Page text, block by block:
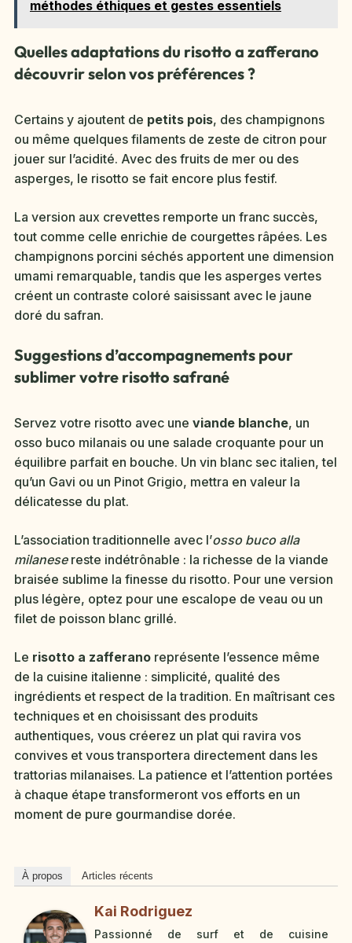
méthodes éthiques et gestes essentiels
Quelles adaptations du risotto a zafferano
découvrir selon vos préférences ?
Certains y ajoutent de petits pois, des champignons
ou même quelques filaments de zeste de citron pour
jouer sur l’acidité. Avec des fruits de mer ou des
asperges, le risotto se fait encore plus festif.
La version aux crevettes remporte un franc succès,
tout comme celle enrichie de courgettes râpées. Les
champignons porcini séchés apportent une dimension
umami remarquable, tandis que les asperges vertes
créent un contraste coloré saisissant avec le jaune
doré du safran.
Suggestions d’accompagnements pour
sublimer votre risotto safrané
Servez votre risotto avec une viande blanche, un
osso buco milanais ou une salade croquante pour un
équilibre parfait en bouche. Un vin blanc sec italien, tel
qu’un Gavi ou un Pinot Grigio, mettra en valeur la
délicatesse du plat.
L’association traditionnelle avec l’osso buco alla
milanesereste indétrônable : la richesse de la viande
braisée sublime la finesse du risotto. Pour une version
plus légère, optez pour une escalope de veau ou un
filet de poisson blanc grillé.
Le risotto a zafferano représente l’essence même
de la cuisine italienne : simplicité, qualité des
ingrédients et respect de la tradition. En maîtrisant ces
techniques et en choisissant des produits
authentiques, vous créerez un plat qui ravira vos
convives et vous transportera directement dans les
trattorias milanaises. La patience et l’attention portées
à chaque étape transformeront vos efforts en un
moment de pure gourmandise dorée.
À propos Articles récents
Kai Rodriguez
Passionné de surf et de cuisine